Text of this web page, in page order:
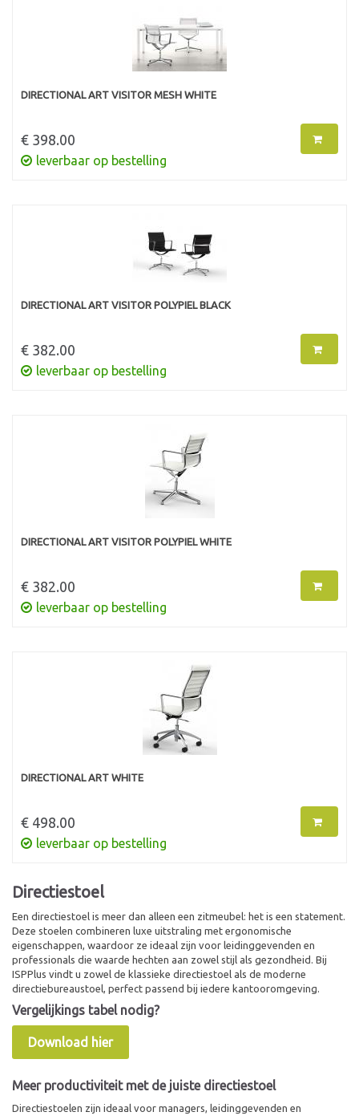
DIRECTIONAL ART VISITOR MESH WHITE
€ 398.00
leverbaar op bestelling
DIRECTIONAL ART VISITOR POLYPIEL BLACK
€ 382.00
leverbaar op bestelling
DIRECTIONAL ART VISITOR POLYPIEL WHITE
€ 382.00
leverbaar op bestelling
DIRECTIONAL ART WHITE
€ 498.00
leverbaar op bestelling
Directiestoel
Een directiestoel is meer dan alleen een zitmeubel: het is een statement.
Deze stoelen combineren luxe uitstraling met ergonomische
eigenschappen, waardoor ze ideaal zijn voor leidinggevenden en
professionals die waarde hechten aan zowel stijl als gezondheid. Bij
ISPPlus vindt u zowel de klassieke directiestoel als de moderne
directiebureaustoel, perfect passend bij iedere kantooromgeving.
Vergelijkings tabel nodig?
Download hier
Meer productiviteit met de juiste directiestoel
Directiestoelen zijn ideaal voor managers, leidinggevenden en